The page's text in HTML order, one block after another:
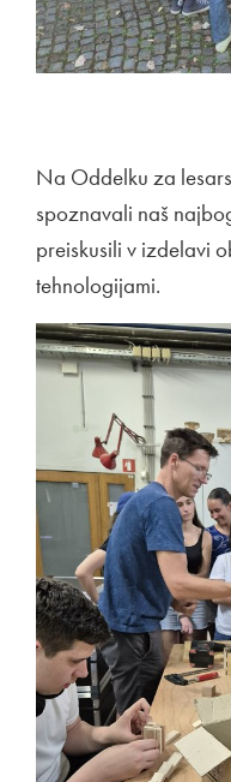
Na Oddelku za
spoznavali naš
preiskusili v izdelavi
tehnologijami.